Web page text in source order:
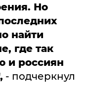
Но
найти
где так
и россиян
- подчеркнул